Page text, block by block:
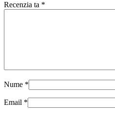
Recenzia ta *
Nume *
Email *